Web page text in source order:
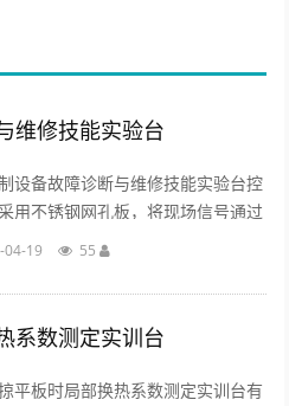
维修技能实验台
设备故障诊断与维修技能实验台控
用不锈钢网孔板，将现场信号通过
排直接接到测量仪表，增强了学生
04-19 55
系数测定实训台
平板时局部换热系数测定实训台有